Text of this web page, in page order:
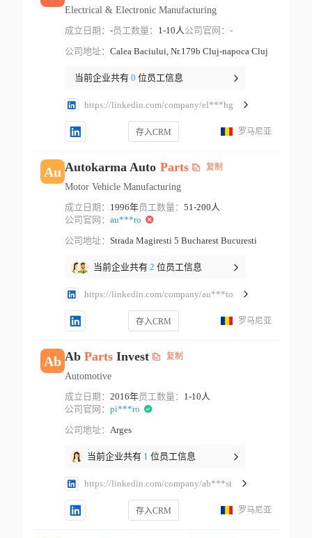
Electrical & Electronic Manufacturing
成立日期： -员工数量： 1-10人公司官网： -
公司地址： Calea Baciului, Nr.179b Cluj-napoca Cluj
当前企业共有 0 位员工信息
https://linkedin.com/company/el***hg
存入CRM 罗马尼亚
Au Autokarma Auto Parts 复制
Motor Vehicle Manufacturing
成立日期： 1996年员工数量： 51-200人
公司官网： au***ro
公司地址： Strada Magiresti 5 Bucharest Bucuresti
当前企业共有 2 位员工信息
https://linkedin.com/company/au***to
存入CRM 罗马尼亚
Ab Ab PartsInvest 复制
Automotive
成立日期： 2016年员工数量： 1-10人
公司官网： pi***ro
公司地址： Arges
当前企业共有 1 位员工信息
https://linkedin.com/company/ab***st
存入CRM 罗马尼亚